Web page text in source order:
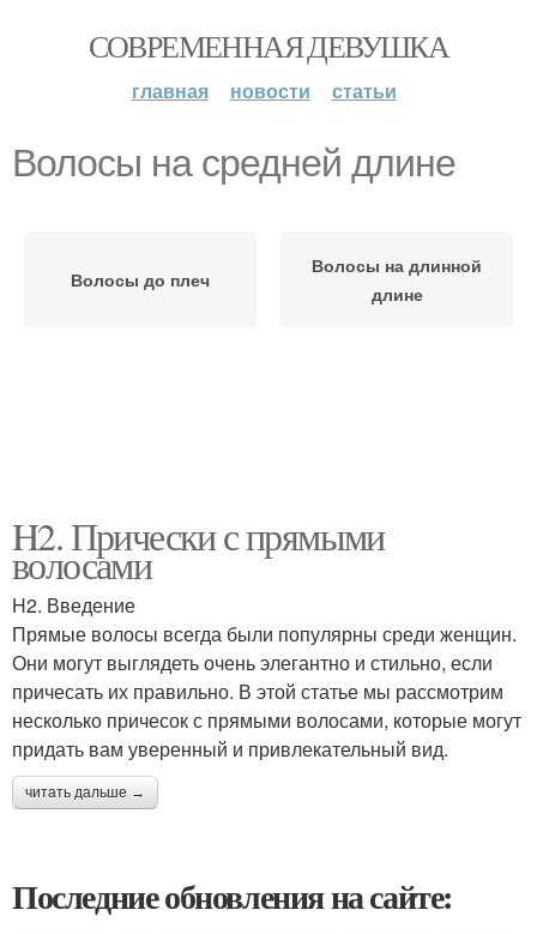
СОВРЕМЕННАЯ ДЕВУШКА
главная новости статьи
Волосы на средней длине
Волосы до плеч
Волосы на длинной
длине
H2. Прически с прямыми
волосами
H2. Введение
Прямые волосы всегда были популярны среди женщин.
Они могут выглядеть очень элегантно и стильно, если
причесать их правильно. В этой статье мы рассмотрим
несколько причесок с прямыми волосами, которые могут
придать вам уверенный и привлекательный вид.
читать дальше →
Последние обновления на сайте: